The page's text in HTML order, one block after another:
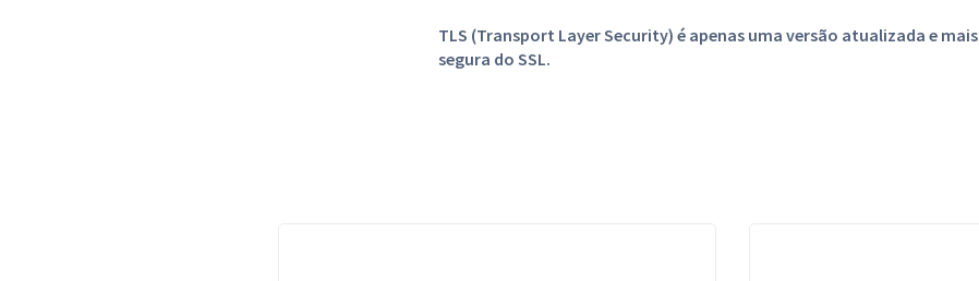
TLS (Transport Layer Security) é apenas uma versão atualizada e mais
segura do SSL.